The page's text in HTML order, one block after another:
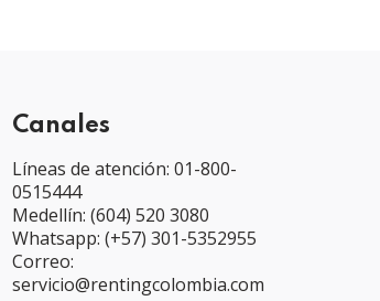
Canales
Líneas de atención: 01-800-
0515444
Medellín: (604) 520 3080
Whatsapp: (+57) 301-5352955
Correo:
servicio@rentingcolombia.com